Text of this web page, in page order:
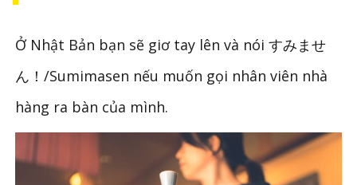
Ở Nhật Bản bạn sẽ giơ tay lên và nói すみませ
ん！/Sumimasen nếu muốn gọi nhân viên nhà
hàng ra bàn của mình.